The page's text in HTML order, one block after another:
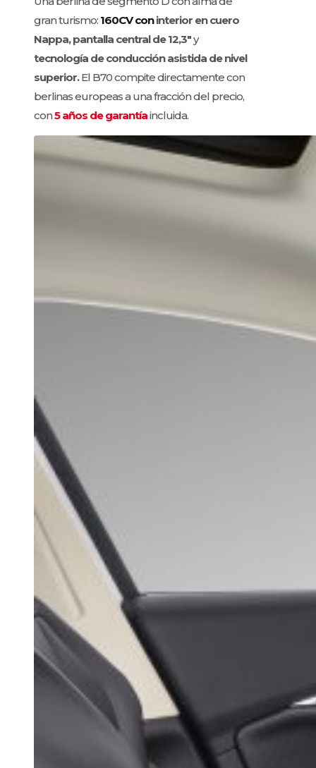
gran turismo: 160CV con interior en cuero
Nappa, pantalla central de 12,3″y
tecnología de conducción asistida de nivel
superior.El B70 compite directamente con
berlinas europeas a una fracción del precio,
con5 años de garantíaincluida.